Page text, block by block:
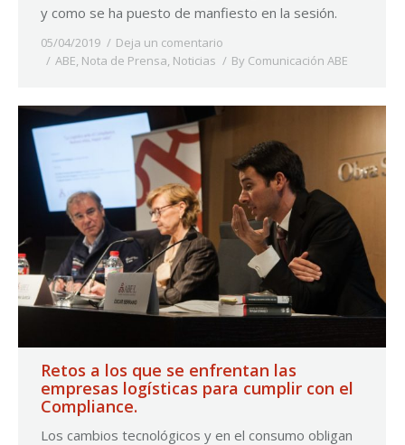
y como se ha puesto de manfiesto en la sesión.
05/04/2019
Deja un comentario
ABE, Nota de Prensa, Noticias By Comunicación ABE
Retos a los que se enfrentan las
empresas logísticas para cumplir con el
Compliance.
Los cambios tecnológicos y en el consumo obligan